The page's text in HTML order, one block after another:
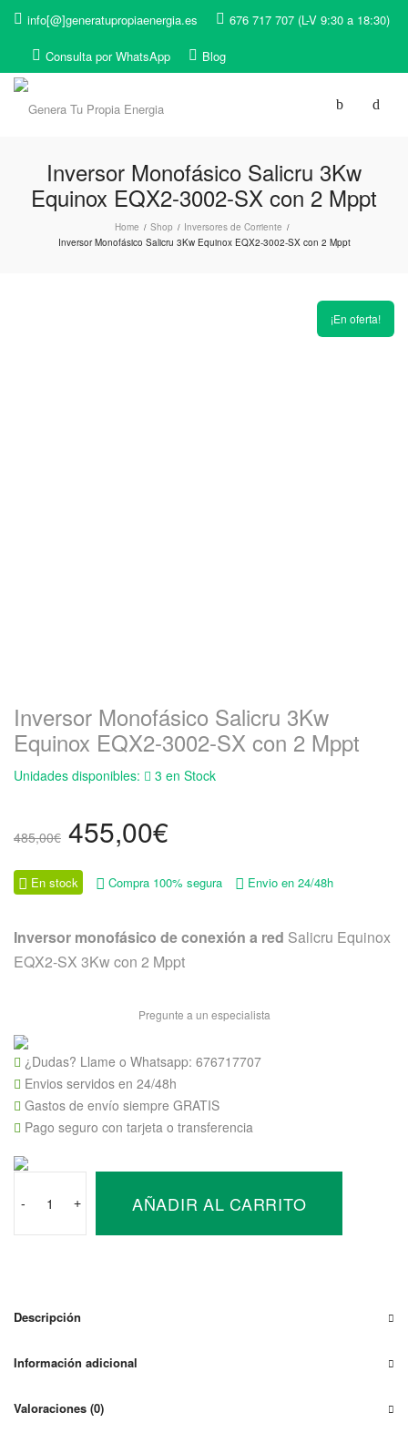
info[@]generatupropiaenergia.es 676 717 707 (L-V 9:30 a 18:30)
Consulta por WhatsApp Blog
Inversor Monofásico Salicru 3Kw
Equinox EQX2-3002-SX con 2 Mppt
Home / Shop / Inversores de Corriente /
Inversor Monofásico Salicru 3Kw Equinox EQX2-3002-SX con 2 Mppt
¡En oferta!
Inversor Monofásico Salicru 3Kw
Equinox EQX2-3002-SX con 2 Mppt
Unidades disponibles: 3 en Stock
485,00€ El
precio
original
485,00€.
455,00€
actual
455,00€.
En stock Compra 100% segura Envio en 24/48h
Inversor monofásico de conexión a red Salicru Equinox
EQX2-SX 3Kw con 2 Mppt
Pregunte a un especialista
¿Dudas? Llame o Whatsapp: 676717707
Envios servidos en 24/48h
Gastos de envío siempre GRATIS
Pago seguro con tarjeta o transferencia
-Monofásico
3002-
con
Mppt
+ AÑADIR AL CARRITO
Descripción
Información adicional
Valoraciones (0)